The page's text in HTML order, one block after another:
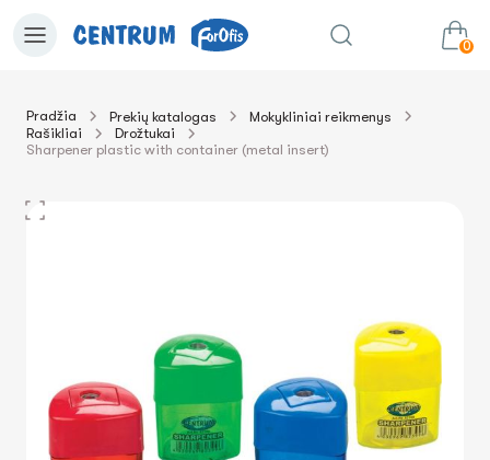
0
Į krepšelį
Pradžia Prekių katalogas
Mokykliniai reikmenys
Rašikliai
Drožtukai
Sharpener plastic with container (metal insert)